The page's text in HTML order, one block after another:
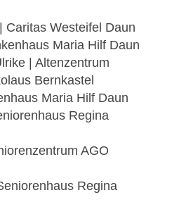
Caritas Westeifel Daun
Maria Hilf Daun
| Altenzentrum
Bernkastel
Maria Hilf Daun
Regina
AGO
Regina